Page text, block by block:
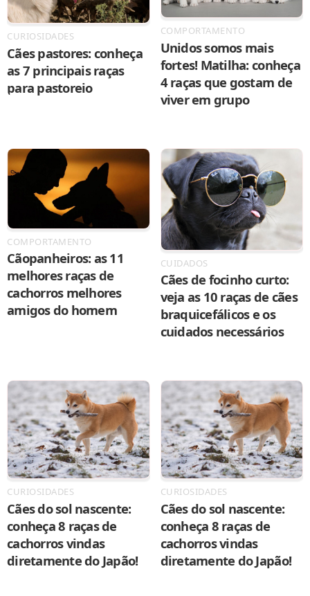
CURIOSIDADES
Cães pastores: conheça
as 7 principais raças
para pastoreio
COMPORTAMENTO
Unidos somos mais
fortes! Matilha: conheça
4 raças que gostam de
viver em grupo
COMPORTAMENTO
Cãopanheiros: as 11
melhores raças de
cachorros melhores
amigos do homem
CUIDADOS
Cães de focinho curto:
veja as 10 raças de cães
braquicefálicos e os
cuidados necessários
CURIOSIDADES
Cães do sol nascente:
conheça 8 raças de
cachorros vindas
diretamente do Japão!
CURIOSIDADES
Cães do sol nascente:
conheça 8 raças de
cachorros vindas
diretamente do Japão!